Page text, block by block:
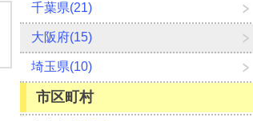
千葉県(21)
大阪府(15)
埼玉県(10)
市区町村